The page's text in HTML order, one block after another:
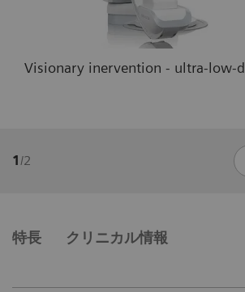
Visionary inervention - ultra-low-
1/2
特長 クリニカル情報